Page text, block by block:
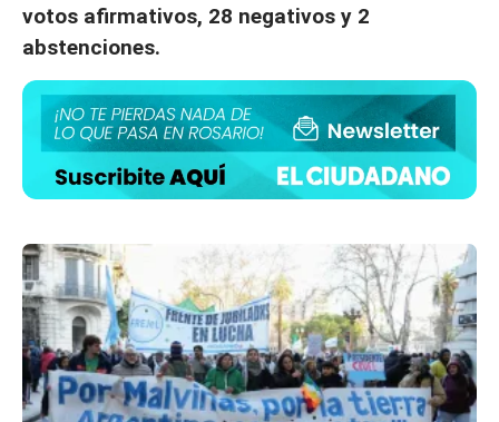
votos afirmativos, 28 negativos y 2
abstenciones.